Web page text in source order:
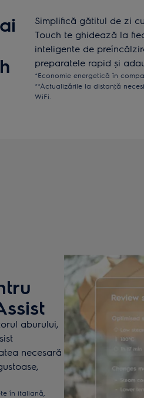
Simplifică gătitul de zi
Touch te ghidează la
inteligente de
preparatele rapid și
*Economie energetică în
**Actualizările la distanţă
WiFi.
aburului,
necesară
în italiană,